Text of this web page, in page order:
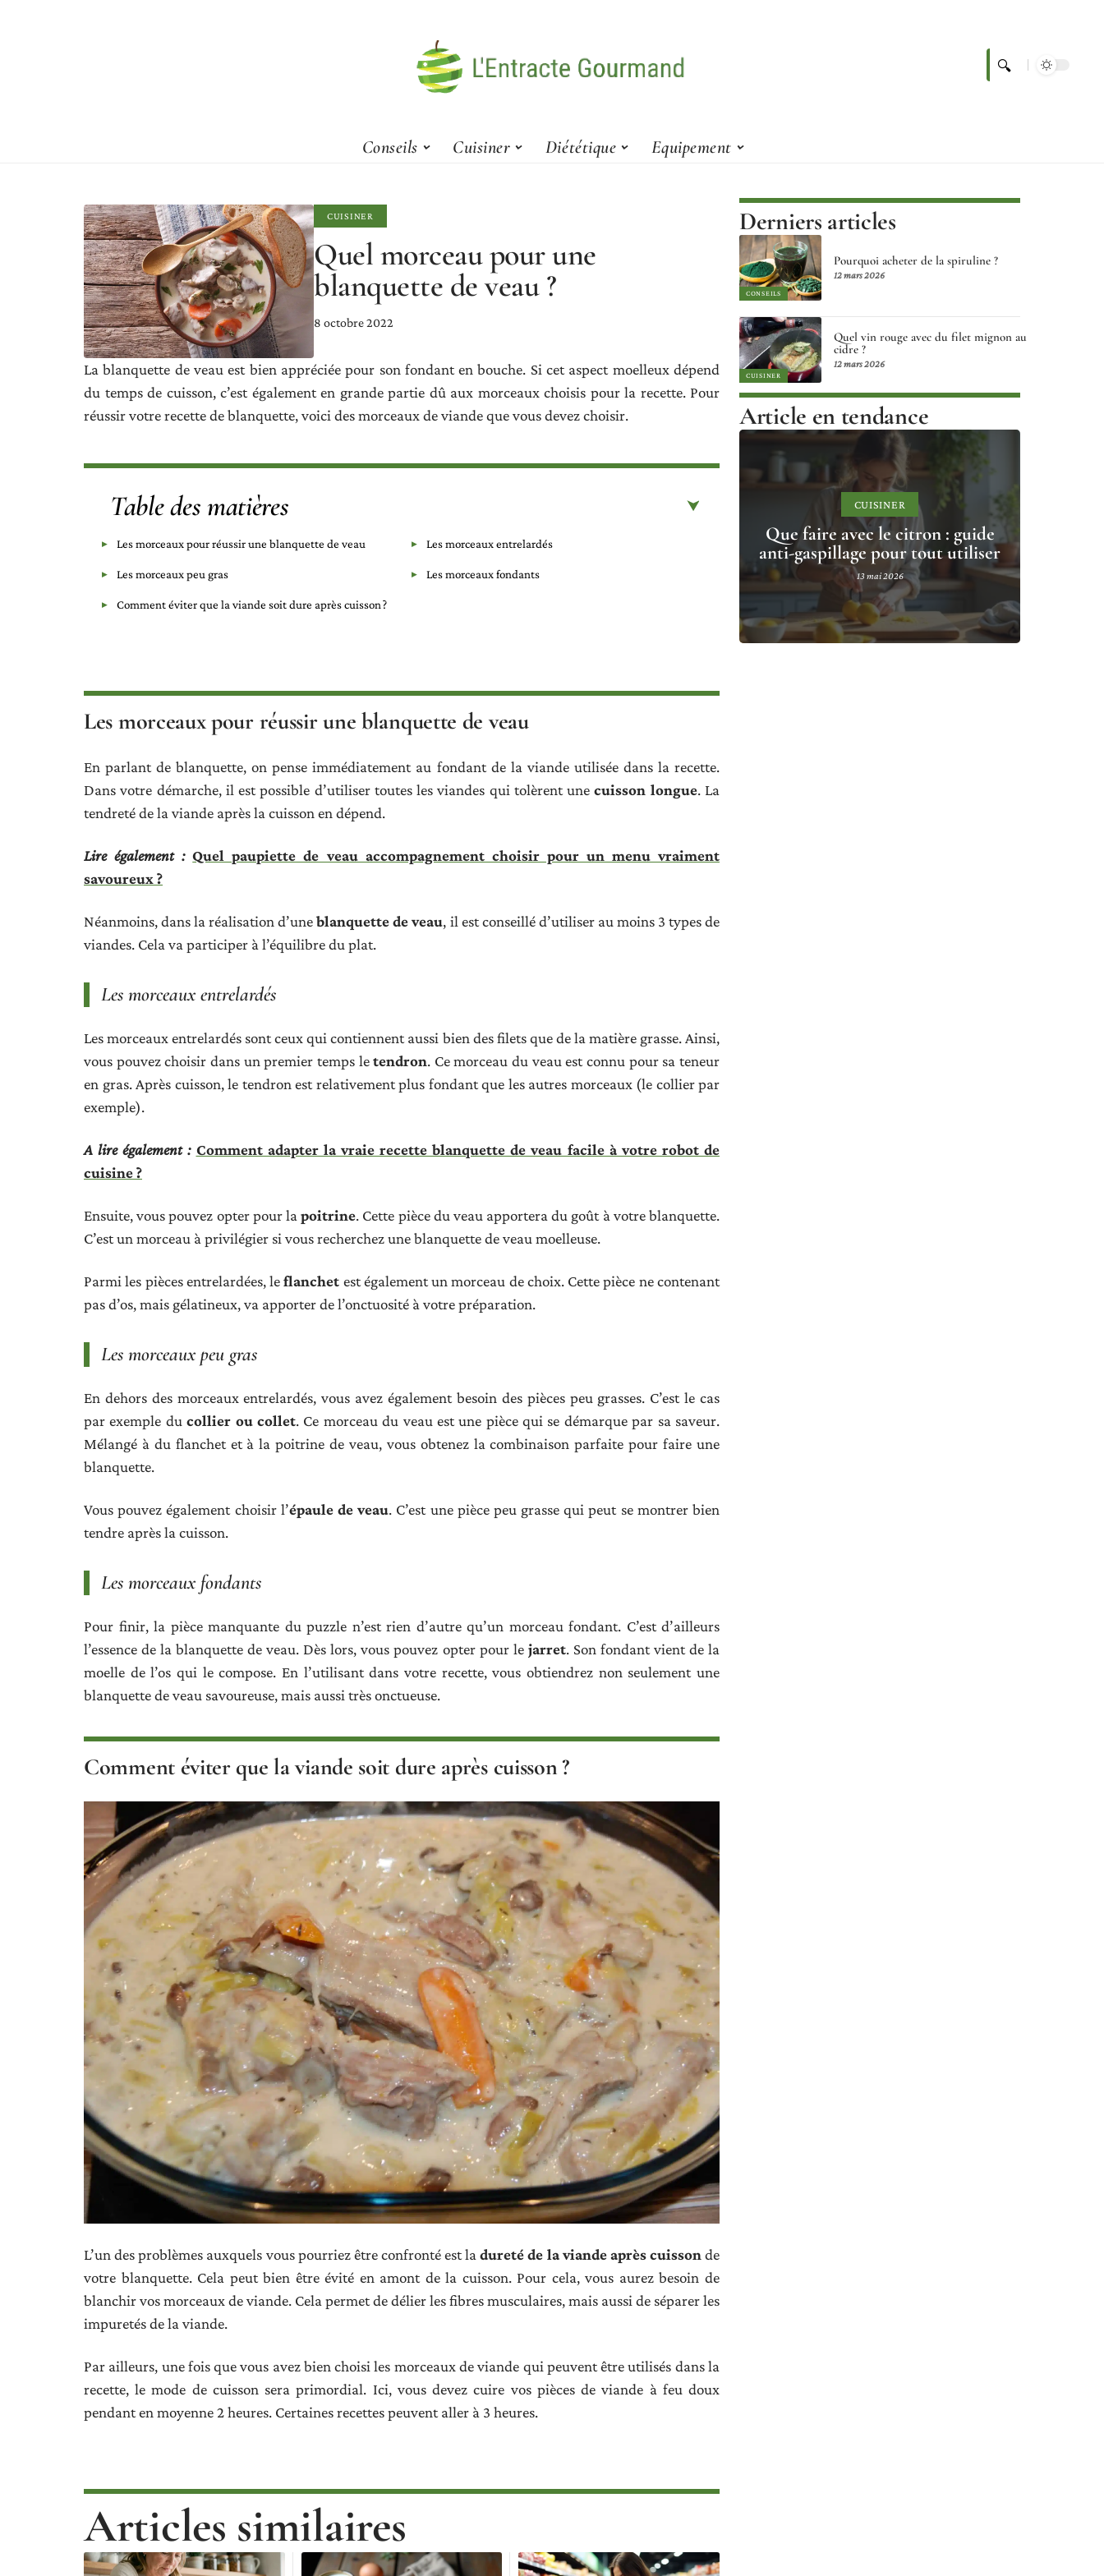
Conseils Cuisiner Diététique Equipement
CUISINER
Quel morceau pour une
blanquette de veau ?
8 octobre 2022
La blanquette de veau est bien appréciée pour son fondant en bouche. Si cet aspect moelleux dépend
du temps de cuisson, c’est également en grande partie dû aux morceaux choisis pour la recette. Pour
réussir votre recette de blanquette, voici des morceaux de viande que vous devez choisir.
Table des matières
Les morceaux pour réussir une blanquette de veau Les morceaux entrelardés
Les morceaux peu gras Les morceaux fondants
Comment éviter que la viande soit dure après cuisson ?
Les morceaux pour réussir une blanquette de veau
En parlant de blanquette, on pense immédiatement au fondant de la viande utilisée dans la recette.
Dans votre démarche, il est possible d’utiliser toutes les viandes qui tolèrent unecuisson longue. La
tendreté de la viande après la cuisson en dépend.
Lire également : Quel paupiette de veau accompagnement choisir pour un menu vraiment
savoureux ?
Néanmoins, dans la réalisation d’uneblanquette de veau, il est conseillé d’utiliser au moins 3 types de
viandes. Cela va participer à l’équilibre du plat.
Les morceaux entrelardés
Les morceaux entrelardés sont ceux qui contiennent aussi bien des filets que de la matière grasse. Ainsi,
vous pouvez choisir dans un premier temps letendron. Ce morceau du veau est connu pour sa teneur
en gras. Après cuisson, le tendron est relativement plus fondant que les autres morceaux (le collier par
exemple).
A lire également : Comment adapter la vraie recette blanquette de veau facile à votre robot de
cuisine ?
Ensuite, vous pouvez opter pour lapoitrine. Cette pièce du veau apportera du goût à votre blanquette.
C’est un morceau à privilégier si vous recherchez une blanquette de veau moelleuse.
Parmi les pièces entrelardées, leflanchet est également un morceau de choix. Cette pièce ne contenant
pas d’os, mais gélatineux, va apporter de l’onctuosité à votre préparation.
Les morceaux peu gras
En dehors des morceaux entrelardés, vous avez également besoin des pièces peu grasses. C’est le cas
par exemple ducollier oucollet. Ce morceau du veau est une pièce qui se démarque par sa saveur.
Mélangé à du flanchet et à la poitrine de veau, vous obtenez la combinaison parfaite pour faire une
blanquette.
Vous pouvez également choisir l’épaule de veau. C’est une pièce peu grasse qui peut se montrer bien
tendre après la cuisson.
Les morceaux fondants
Pour finir, la pièce manquante du puzzle n’est rien d’autre qu’un morceau fondant. C’est d’ailleurs
l’essence de la blanquette de veau. Dès lors, vous pouvez opter pour le jarret. Son fondant vient de la
moelle de l’os qui le compose. En l’utilisant dans votre recette, vous obtiendrez non seulement une
blanquette de veau savoureuse, mais aussi très onctueuse.
Comment éviter que la viande soit dure après cuisson ?
L’un des problèmes auxquels vous pourriez être confronté est ladureté de la viande après cuissonde
votre blanquette. Cela peut bien être évité en amont de la cuisson. Pour cela, vous aurez besoin de
blanchir vos morceaux de viande. Cela permet de délier les fibres musculaires, mais aussi de séparer les
impuretés de la viande.
Par ailleurs, une fois que vous avez bien choisi les morceaux de viande qui peuvent être utilisés dans la
recette, le mode de cuisson sera primordial. Ici, vous devez cuire vos pièces de viande à feu doux
pendant en moyenne 2 heures. Certaines recettes peuvent aller à 3 heures.
Articles similaires
Derniers articles
CONSEILS
Pourquoi acheter de la spiruline ?
12 mars 2026
CUISINER
Quel vin rouge avec du filet mignon au
cidre ?
12 mars 2026
Article en tendance
CUISINER
Que faire avec le citron : guide
anti-gaspillage pour tout utiliser
13 mai 2026